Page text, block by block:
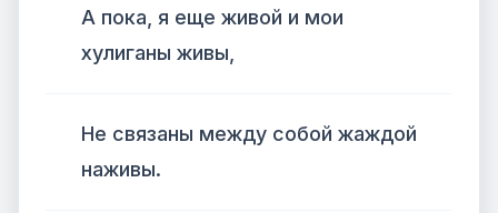
А пока, я еще живой и мои
хулиганы живы,
Не связаны между собой жаждой
наживы.